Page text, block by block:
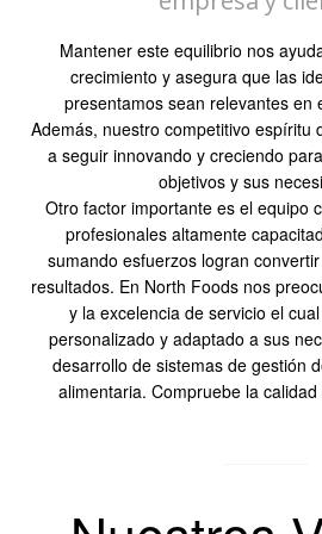
Mantener este equilibrio nos
crecimiento y asegura que las
presentamos sean relevantes en
Además, nuestro competitivo espíritu
a seguir innovando y creciendo
objetivos y sus
Otro factor importante es el equipo
profesionales altamente
sumando esfuerzos logran
resultados. En North Foods nos
y la excelencia de servicio el
personalizado y adaptado a sus
desarrollo de sistemas de gestión
alimentaria. Compruebe la